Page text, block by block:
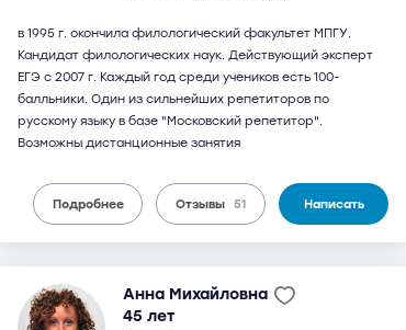
в 1995 г. окончила филологический факультет МПГУ.
Кандидат филологических наук. Действующий эксперт
ЕГЭ с 2007 г. Каждый год среди учеников есть 100-
балльники. Один из сильнейших репетиторов по
русскому языку в базе "Московский репетитор".
Возможны дистанционные занятия
Подробнее Отзывы 51 Написать
Анна Михайловна
45 лет